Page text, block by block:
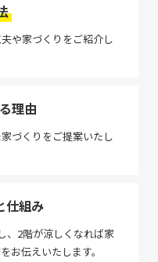
や家づくりをご紹介し
理由
づくりをご提案いたし
仕組み
、2階が涼しくなれば家
お伝えいたします。